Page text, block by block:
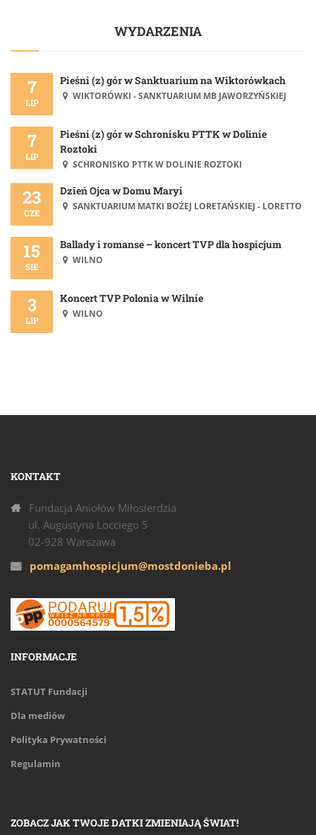
WYDARZENIA
7
LIP
Pieśni (z) gór w Sanktuarium na Wiktorówkach
WIKTORÓWKI - SANKTUARIUM MB JAWORZYŃSKIEJ
7
LIP
Pieśni (z) gór w Schronisku PTTK w Dolinie
Roztoki
SCHRONISKO PTTK W DOLINIE ROZTOKI
23
CZE
Dzień Ojca w Domu Maryi
SANKTUARIUM MATKI BOŻEJ LORETAŃSKIEJ - LORETTO
15
SIE
Ballady i romanse – koncert TVP dla hospicjum
WILNO
3
LIP
Koncert TVP Polonia w Wilnie
WILNO
KONTAKT
Fundacja Aniołów Miłosierdzia
ul. Augustyna Locciego 5
02-928 Warszawa
pomagamhospicjum@mostdonieba.pl
INFORMACJE
STATUT Fundacji
Dla mediów
Polityka Prywatności
Regulamin
ZOBACZ JAK TWOJE DATKI ZMIENIAJĄ ŚWIAT!